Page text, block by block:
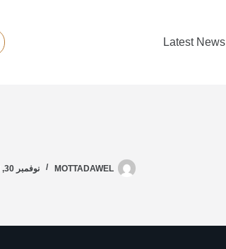
Latest News
MOTTADAWEL نوفمبر 30, 2023